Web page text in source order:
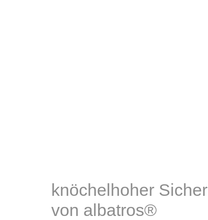
knöchelhoher
von albatros®